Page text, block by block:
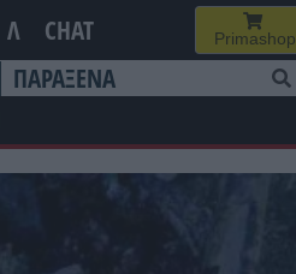
Λ CHAT Primashop
ΠΑΡΑΞΕΝΑ